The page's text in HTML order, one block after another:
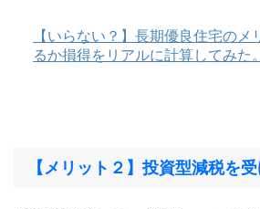
【いらない？】長期優良住宅のメ
るか損得をリアルに計算してみた。
【メリット２】投資型減税を